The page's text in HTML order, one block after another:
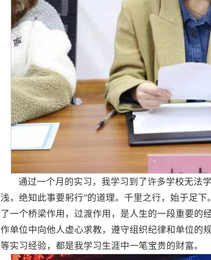
通过一个月的实习，我学习到了许多学校无法
浅，绝知此事要躬行”的道理。千里之行，始于足
了一个桥梁作用，过渡作用，是人生的一段重要的
作单位中向他人虚心求教，遵守组织纪律和单位的
等实习经验，都是我学习生涯中一笔宝贵的财富。